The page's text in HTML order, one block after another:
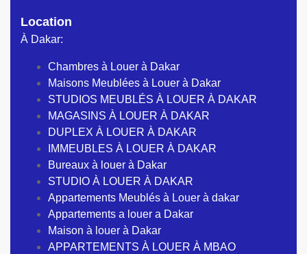
Location
À Dakar:
Chambres à Louer à Dakar
Maisons Meublées à Louer à Dakar
STUDIOS MEUBLÉS À LOUER À DAKAR
MAGASINS À LOUER À DAKAR
DUPLEX À LOUER À DAKAR
IMMEUBLES À LOUER À DAKAR
Bureaux à louer à Dakar
STUDIO À LOUER À DAKAR
Appartements Meublés à Louer à dakar
Appartements a louer a Dakar
Maison à louer à Dakar
APPARTEMENTS À LOUER À MBAO